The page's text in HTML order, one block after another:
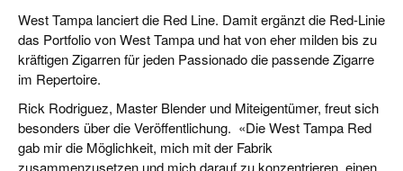
REISE & LÄNDER
PFEIFEN & SPIRITUOSEN
ZIGARRENBRANCHE
West Tampa lanciert die Red Line. Damit ergänzt die Red-Linie
das Portfolio von West Tampa und hat von eher milden bis zu
kräftigen Zigarrenfür jeden Passionado die passende Zigarre
im Repertoire.
Rick Rodriguez, Master Blender und Miteigentümer, freut sich
besonders über die Veröffentlichung. «Die West Tampa Red
gab mir die Möglichkeit, mich mit der Fabrik
zusammenzusetzen und mich darauf zu konzentrieren, einen